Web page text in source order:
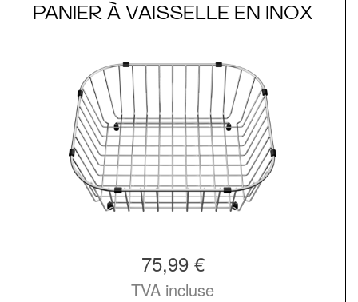
PANIER À VAISSELLE EN INOX
75,99 €
TVA incluse